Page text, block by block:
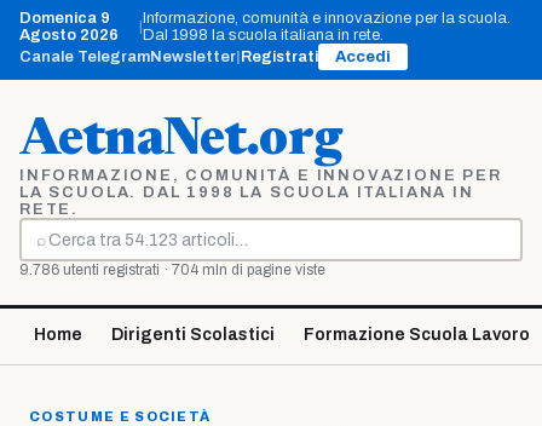
Vai
contenuto
Domenica 9
Agosto 2026
|Informazione, comunità e innovazione per la scuola.
Dal 1998 la scuola italiana in rete.
Canale TelegramNewsletter Registrati Accedi
AetnaNet.org
INFORMAZIONE, COMUNITÀ E INNOVAZIONE PER
LA SCUOLA. DAL 1998 LA SCUOLA ITALIANA IN
RETE.
⌕
Cerca
9.786 utenti registrati · 704 mln di pagine viste
Home Dirigenti Scolastici Formazione Scuola Lavoro
COSTUME E SOCIETÀ